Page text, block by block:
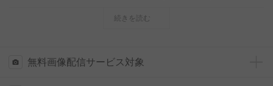
取りのお客様側で設置作業（スタンド部分にお花をの乗
続きを読む
無料画像配信サービス対象